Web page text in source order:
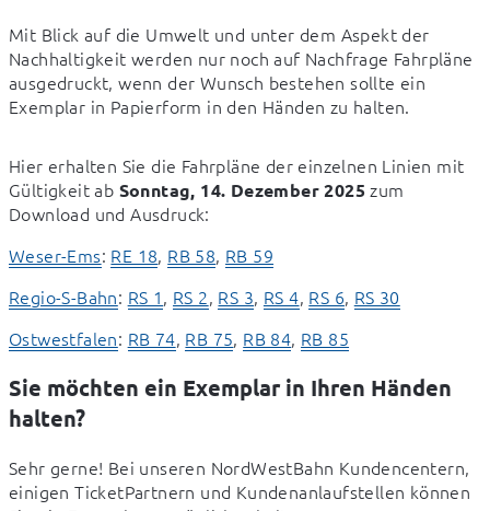
Mit Blick auf die Umwelt und unter dem Aspekt der
Nachhaltigkeit werden nur noch auf Nachfrage Fahrpläne
ausgedruckt, wenn der Wunsch bestehen sollte ein
Exemplar in Papierform in den Händen zu halten.
Hier erhalten Sie die Fahrpläne der einzelnen Linien mit
Gültigkeit ab Sonntag, 14. Dezember 2025 zum
Download und Ausdruck:
Weser-Ems: RE 18, RB 58, RB 59
Regio-S-Bahn: RS 1, RS 2, RS 3, RS 4, RS 6, RS 30
Ostwestfalen: RB 74, RB 75, RB 84, RB 85
Sie möchten ein Exemplar in Ihren Händen
halten?
Sehr gerne! Bei unseren NordWestBahn Kundencentern,
einigen TicketPartnern und Kundenanlaufstellen können